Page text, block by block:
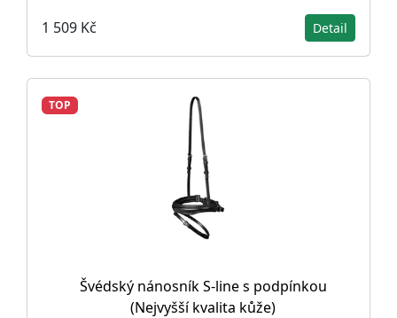
1 509 Kč Detail
TOP
Švédský nánosník S-line s podpínkou
(Nejvyšší kvalita kůže)